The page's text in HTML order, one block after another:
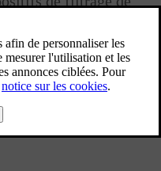
garantissant la qualité
peuvent être commandées à